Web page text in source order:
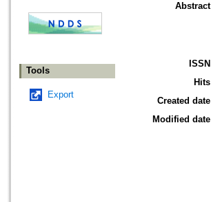
Tools
Export
Abstract
ISSN
Hits
Created date
Modified date